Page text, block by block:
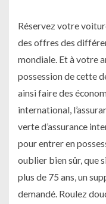
Réservez votre
des offres des
mondiale. Et à votre
possession de cette
ainsi faire des
international,
verte d’assurance
pour entrer en
oublier bien sûr, que
plus de 75 ans, un
demandé. Roulez